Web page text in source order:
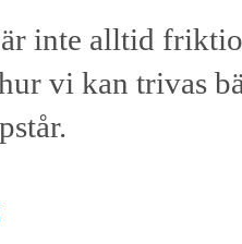
inte alltid
vi kan trivas